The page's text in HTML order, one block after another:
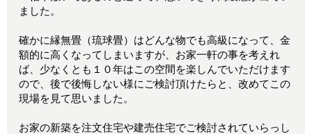
ました。
確かに縁無畳（琉球畳）はどんな物でも高級になって、金
額的に高くなってしまいますが、お家一軒の事を考えれ
ば、少なくとも１０年はこの空間を楽しんでいただけます
ので、後で後悔しない様にご検討頂けたらと、改めてこの
現場を見て思いました。
お家の新築を注文住宅や建売住宅でご検討されていらっし